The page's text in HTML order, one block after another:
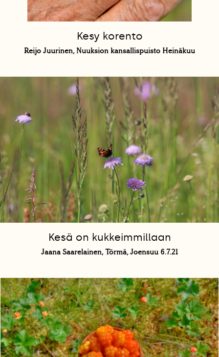
Kesy korento
Reijo Juurinen, Nuuksion kansallispuisto Heinäkuu
Kesä on kukkeimmillaan
Jaana Saarelainen, Törmä, Joensuu 6.7.21